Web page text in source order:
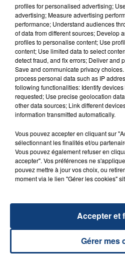
FIL D'ACTU
23 juillet 2026
INCENDIE MORTEL À
SON BÉBÉ ENTRE LA VIE
Un homme s'est immolé
d'un liquide inflammable.
profiles for personalised advertising;
advertising; Measure advertising
performance; Understand audiences
of data from different sources; Develop
profiles to personalise content; Use
content; Use limited data to select
detect fraud, and fix errors; Deliver and
Save and communicate privacy
process personal data such as IP
following functionalities: Identify
requested; Use precise geolocation
other data sources; Link different
information transmitted automatically.
Vous pouvez accepter en cliquant sur
sélectionnant les finalités et/ou
Vous pouvez également refuser en
accepter". Vos préférences ne
pouvez mettre à jour vos choix, ou
moment via le lien "Gérer les cookies"
Gérer mes
Accepter et